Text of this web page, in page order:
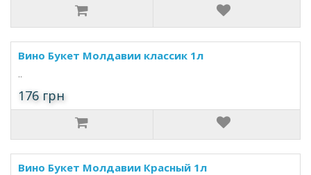
Вино Букет Молдавии классик 1л
..
176 грн
Вино Букет Молдавии Красный 1л